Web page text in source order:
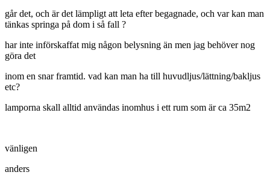
går det, och är det lämpligt att leta efter begagnade, och var kan man
tänkas springa på dom i så fall ?
har inte införskaffat mig någon belysning än men jag behöver nog
göra det
inom en snar framtid. vad kan man ha till huvudljus/lättning/bakljus
etc?
lamporna skall alltid användas inomhus i ett rum som är ca 35m2
vänligen
anders